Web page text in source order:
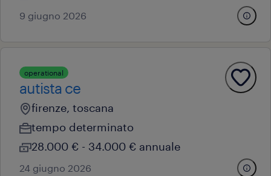
9 giugno 2026
operational
autista ce
firenze, toscana
tempo determinato
28.000 € - 34.000 € annuale
24 giugno 2026